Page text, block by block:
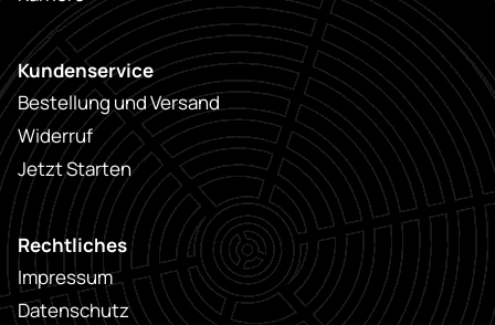
Kundenservice
Bestellung und Versand
Widerruf
Jetzt Starten
Rechtliches
Impressum
Datenschutz